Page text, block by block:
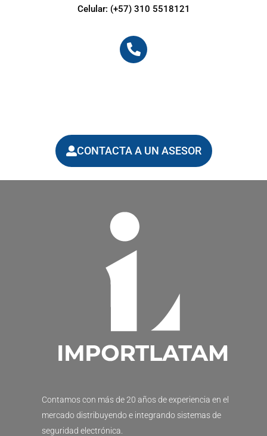
Celular: (+57) 310 5518121
CONTACTA A UN ASESOR
Contamos con más de 20 años de experiencia en el
mercado distribuyendo e integrando sistemas de
seguridad electrónica.